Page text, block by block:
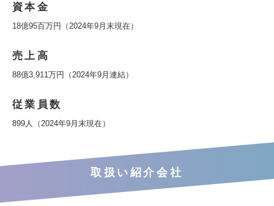
資本金
18億95百万円（2024年9月末現在）
売上高
88億3,911万円（2024年9月連結）
従業員数
899人（2024年9月末現在）
取扱い紹介会社